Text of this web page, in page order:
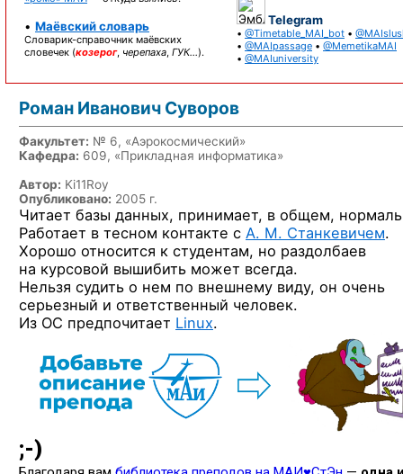
• Маёвский словарь
Словарик-справочник маёвских
словечек (козерог, черепаха, ГУК…).
Telegram
• @Timetable_MAI_bot •
• @MAIpassage • @MemetikaMAI
• @MAIuniversity
Роман Иванович Суворов
Факультет: № 6, «Аэрокосмический»
Кафедра: 609, «Прикладная информатика»
Автор: Ki11Roy
Опубликовано: 2005 г.
Читает базы данных, принимает, в общем,
Работает в тесном контакте с А. М. Станкевичем.
Хорошо относится к студентам, но раздолбаев
на курсовой вышибить может всегда.
Нельзя судить о нем по внешнему виду, он очень
серьезный и ответственный человек.
Из ОС предпочитает Linux.